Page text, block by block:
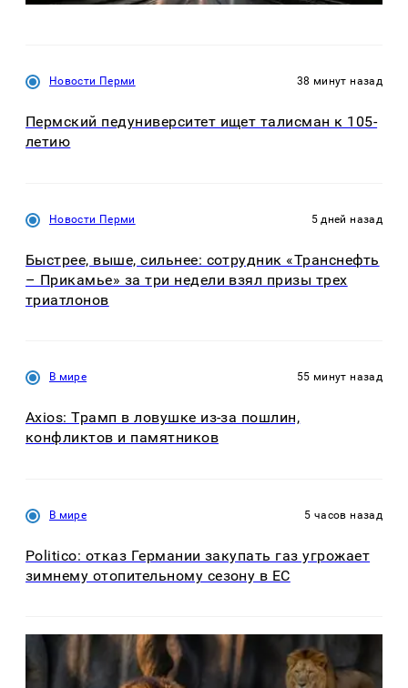
Новости Перми 38 минут назад
Пермский педуниверситет ищет талисман к 105-
летию
Новости Перми 5 дней назад
Быстрее, выше, сильнее: сотрудник «Транснефть
– Прикамье» за три недели взял призы трех
триатлонов
В мире 55 минут назад
Axios: Трамп в ловушке из-за пошлин,
конфликтов и памятников
В мире 5 часов назад
Politico: отказ Германии закупать газ угрожает
зимнему отопительному сезону в ЕС